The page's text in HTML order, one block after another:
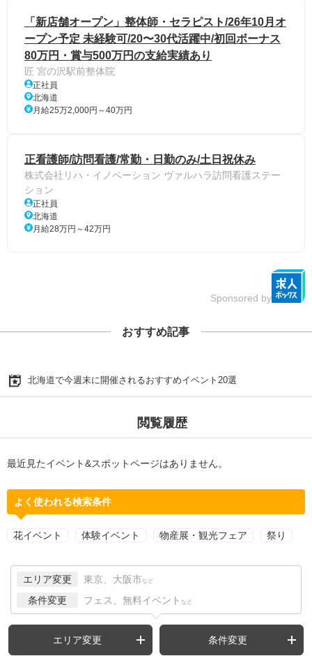
「新店舗オープン」整体師・セラピスト/26年10月オ
ープン予定 未経験可/20〜30代活躍中/初回ボーナス
80万円・賞与500万円の支給実績あり
匠 宮の沢駅前整体院
正社員
北海道
月給25万2,000円～40万円
正看護師/訪問看護/常勤・日勤のみ/土日祝休み
株式会社リハ・イノベーション ヴァルハラ訪問看護ステー
ション
正社員
北海道
月給28万円～42万円
Sponsored by
おすすめ記事
北海道で今週末に開催されるおすすめイベント20選
閲覧履歴
最近見たイベント&スポットページはありません。
よく使われる検索条件
花イベント 体験イベント 物産展・観光フェア 祭り
エリア変更 東京、大阪市 など
条件変更 フェス、無料イベント など
エリア変更 条件変更